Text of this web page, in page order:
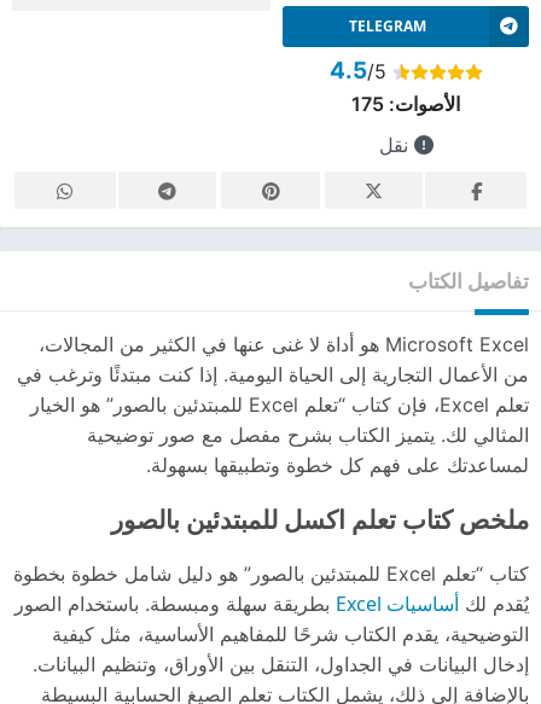
TELEGRAM
4.5/5
الأصوات: 175
نقل
تفاصيل الكتاب
Microsoft Excel هو أداة لا غنى عنها في الكثير من المجالات،
من الأعمال التجارية إلى الحياة اليومية. إذا كنت مبتدئًا وترغب في
تعلم Excel، فإن كتاب “تعلم Excel للمبتدئين بالصور” هو الخيار
المثالي لك. يتميز الكتاب بشرح مفصل مع صور توضيحية
لمساعدتك على فهم كل خطوة وتطبيقها بسهولة.
ملخص كتاب تعلم اكسل للمبتدئين بالصور
كتاب “تعلم Excel للمبتدئين بالصور” هو دليل شامل خطوة بخطوة
يُقدم لك أساسيات Excel
بطريقة سهلة ومبسطة. باستخدام الصور
التوضيحية، يقدم الكتاب شرحًا للمفاهيم الأساسية، مثل كيفية
إدخال البيانات في الجداول، التنقل بين الأوراق، وتنظيم البيانات.
بالإضافة إلى ذلك، يشمل الكتاب تعلم الصيغ الحسابية البسيطة